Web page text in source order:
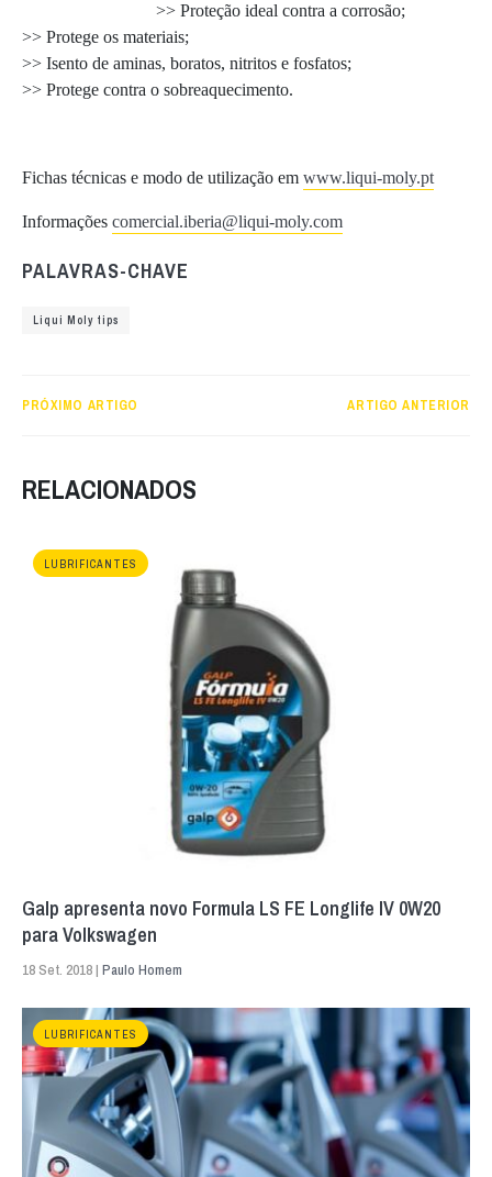
>> Proteção ideal contra a corrosão;
>> Protege os materiais;
>> Isento de aminas, boratos, nitritos e fosfatos;
>> Protege contra o sobreaquecimento.
Fichas técnicas e modo de utilização em www.liqui-moly.pt
Informações comercial.iberia@liqui-moly.com
PALAVRAS-CHAVE
Liqui Moly tips
PRÓXIMO ARTIGO ARTIGO ANTERIOR
RELACIONADOS
LUBRIFICANTES
Galp apresenta novo Formula LS FE Longlife IV 0W20
para Volkswagen
18 Set. 2018 | Paulo Homem
LUBRIFICANTES